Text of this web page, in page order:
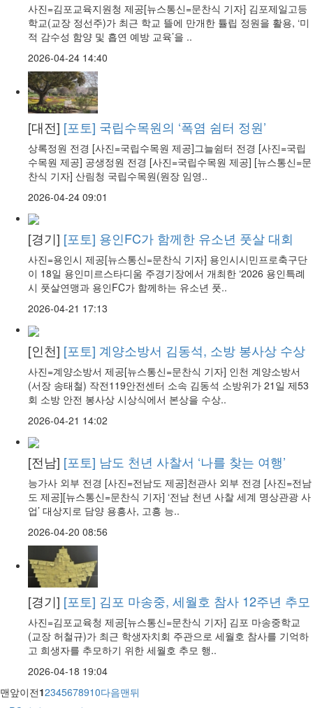
사진=김포교육지원청 제공[뉴스통신=문찬식 기자] 김포제일고등
학교(교장 정선주)가 최근 학교 뜰에 만개한 튤립 정원을 활용, ‘미
적 감수성 함양 및 흡연 예방 교육’을 ..
2026-04-24 14:40
[대전] [포토] 국립수목원의 ‘폭염 쉼터 정원’
상록정원 전경 [사진=국립수목원 제공]그늘쉼터 전경 [사진=국립
수목원 제공] 공생정원 전경 [사진=국립수목원 제공] [뉴스통신=문
찬식 기자] 산림청 국립수목원(원장 임영..
2026-04-24 09:01
[경기] [포토] 용인FC가 함께한 유소년 풋살 대회
사진=용인시 제공[뉴스통신=문찬식 기자] 용인시시민프로축구단
이 18일 용인미르스타디움 주경기장에서 개최한 ‘2026 용인특례
시 풋살연맹과 용인FC가 함께하는 유소년 풋..
2026-04-21 17:13
[인천] [포토] 계양소방서 김동석, 소방 봉사상 수상
사진=계양소방서 제공[뉴스통신=문찬식 기자] 인천 계양소방서
(서장 송태철) 작전119안전센터 소속 김동석 소방위가 21일 제53
회 소방 안전 봉사상 시상식에서 본상을 수상..
2026-04-21 14:02
[전남] [포토] 남도 천년 사찰서 ‘나를 찾는 여행’
능가사 외부 전경 [사진=전남도 제공]천관사 외부 전경 [사진=전남
도 제공][뉴스통신=문찬식 기자] ‘전남 천년 사찰 세계 명상관광 사
업’ 대상지로 담양 용흥사, 고흥 능..
2026-04-20 08:56
[경기] [포토] 김포 마송중, 세월호 참사 12주년 추모
사진=김포교육청 제공[뉴스통신=문찬식 기자] 김포 마송중학교
(교장 허철규)가 최근 학생자치회 주관으로 세월호 참사를 기억하
고 희생자를 추모하기 위한 세월호 추모 행..
2026-04-18 19:04
맨앞이전12345678910다음맨뒤